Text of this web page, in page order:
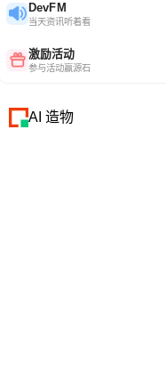
DevFM
当天资讯听着看
激励活动
参与活动赢源石
AI 造物